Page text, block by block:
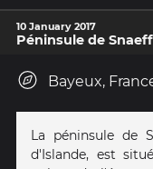
10 January 2017
Péninsule de
Bayeux,
La péninsule de
d'Islande, est